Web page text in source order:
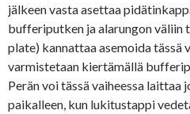
jälkeen vasta asettaa
bufferiputken ja alarungon väliin
plate) kannattaa asemoida tässä
varmistetaan kiertämällä
Perän voi tässä vaiheessa laittaa
paikalleen, kun lukitustappi